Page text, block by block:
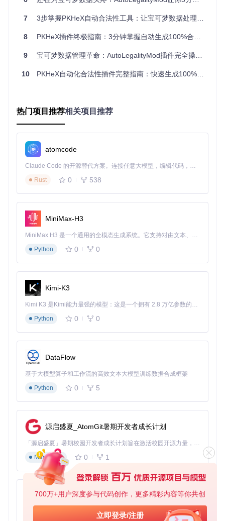
700万+用户深度参与代码创作，更多精彩内容等你共创
立即登录/注册
toLegalityMod插件在AutoLegalityMod/Resources/text/目录下
言翻译词典，确保全球用户都能轻松理解和操作插件的各项功
从零开始使用插件的操作指南
打开命令行工具，执行以下命令克隆项目代码：
编译与部署
使用Visual Studio打开PKHeX-Plugins.sln解决方案文件，选择
Release配置进行编译。编译完成后，在PKHeX主程序目录创
建plugins文件夹，将生成的AutoModPlugins.dll文件复制到该
开始使用插件
运行PKHeX程序，在"工具"菜单中找到"Auto Legality Mod"选
项，点击即可开启自动化宝可梦管理之旅。
检查结果异常，可尝试更新插件到最新版本。
技术优势与实现原理
AutoLegalityMod基于成熟的PKHeX.Core库构建，深度集成P
的模块化设计使得维护和升级变得更加便捷，开发者可以轻松
添加新功能或修复问题。
阅项目根目录下的CONTRIBUTING.md文件，其中详细说明
了代码结构和开发规范。
功能拓展路线图
未来，AutoLegalityMod插件将继续优化智能校验算法，提高
数据处理的准确性和效率。同时，开发团队计划增加更多个性
化设置选项，让用户能够根据自己的需求定制插件功能。此
外，还将加强与其他宝可梦相关工具的集成，为玩家提供更加
全面的数据管理解决方案。
通过AutoLegalityMod插件，你可以告别手动调整宝可梦数据
趣的体验中。无论你是宝可梦对战爱好者、数据整理者，还是
7 3步掌握PKHeX自动合法性工具：让宝可梦数据处理效率提升80%
8 PKHeX插件终极指南：3分钟掌握自动生成100%合法宝可梦的秘诀
9 宝可梦数据管理革命：AutoLegalityMod插件完全操作手册
10 PKHeX自动化合法性插件完整指南：快速生成100%合法宝可梦的终极方案
热门项目推荐相关项目推荐
atomcode
Claude Code 的开源替代方案。连接任意大模型，编辑代码，运行命令，自动验证 — 全自动执行。用 Rust 构建，极致性能。 ｜ An open-source alternative to Claude Code. Connect any LLM, edit code, run commands, and verify changes — autonomously. Built in Rust for speed. Get Started
Rust
0 538
MiniMax-H3
MiniMax H3 是一个通用的全模态生成系统。它支持对由文本、图像、视频和音频组成的多模态上下文进行统一理解，并能生成分辨率高达 2K、时长可达 15 秒的带原生立体声音频的视频。得益于面向任务泛化的系统设计，H3 在预训练阶段就已具备广泛的多模态上下文理解与生成能力，能够出色地执行复杂的多模态指令。
Python
0 0
Kimi-K3
Kimi K3 是Kimi能力最强的模型：这是一个拥有 2.8 万亿参数的混合专家（MoE）模型，具备原生视觉理解能力，并支持 100 万 token 的上下文窗口。
Python
0 0
DataFlow
基于大模型算子和工作流的高效文本大模型训练数据合成框架
Python
0 5
源启盛夏_AtomGit暑期开发者成长计划
「源启盛夏」暑期校园开发者成长计划旨在激活校园开源力量，通过积分激励、认证扶持、资源倾斜等形式，引导高校组织和开发者完成「入驻 — 建项目 — 做贡献 — 获认证 — 得资源」的完整闭环。无论你是想带领社团入驻平台的组织者，还是希望用代码贡献证明自己的开发者，都能在这里找到属于你的成长路径。
Markdown
0 1
py-xiaozhi
基于Python的Xiaozhi AI，适用于想要完整Xiaozhi体验而无需拥有专用硬件的用户。